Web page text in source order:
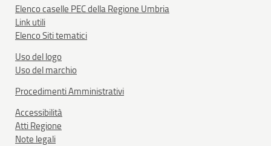
Elenco caselle PEC della Regione Umbria
Link utili
Elenco Siti tematici
Uso del logo
Uso del marchio
Procedimenti Amministrativi
Accessibilità
Atti Regione
Note legali